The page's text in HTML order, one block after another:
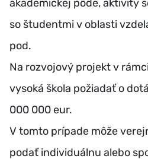
akademickej pôde, aktivity
so študentmi v oblasti
pod.
Na rozvojový projekt v
vysoká škola požiadať o
000 000 eur.
V tomto prípade môže
podať individuálnu alebo